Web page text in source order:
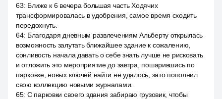
63: Ближе к 6 вечера большая часть Ходячих
трансформировалась в удобрения, самое время сходить
передохнуть.
64: Благодаря дневным развлечениям Альберту открылась
возможность залутать ближайшее здание к сожалению,
сонливость начала давать о себе знать лучше не рисковать
и отложить это мероприятие до завтра, пошарившись по
парковке, новых ключей найти не удалось, зато пополнил
свою коллекцию новыми журналами.
65: С парковки своего здания забираю грузовик, чтобы